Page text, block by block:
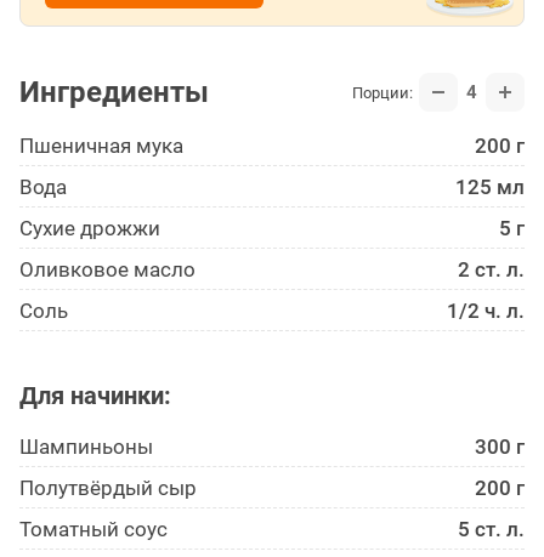
Ингредиенты Порции: 4
Пшеничная мука
200 г
Вода
125 мл
Сухие дрожжи
5 г
Оливковое масло
2 ст. л.
Соль
1/2 ч. л.
Для начинки:
Шампиньоны
300 г
Полутвёрдый сыр
200 г
Томатный соус
5 ст. л.